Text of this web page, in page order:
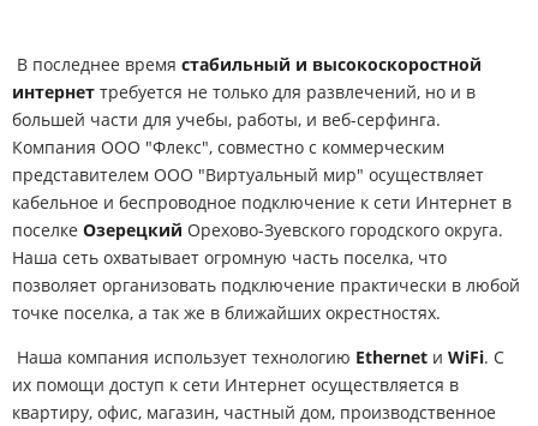
В последнее время стабильный и высокоскоростной
интернет требуется не только для развлечений, но и в
большей части для учебы, работы, и веб-серфинга.
Компания ООО "Флекс", совместно с коммерческим
представителем ООО "Виртуальный мир" осуществляет
кабельное и беспроводное подключение к сети Интернет в
поселке Озерецкий Орехово-Зуевского городского округа.
Наша сеть охватывает огромную часть поселка, что
позволяет организовать подключение практически в любой
точке поселка, а так же в ближайших окрестностях.
Наша компания использует технологию Ethernet и WiFi. С
их помощи доступ к сети Интернет осуществляется в
квартиру, офис, магазин, частный дом, производственное